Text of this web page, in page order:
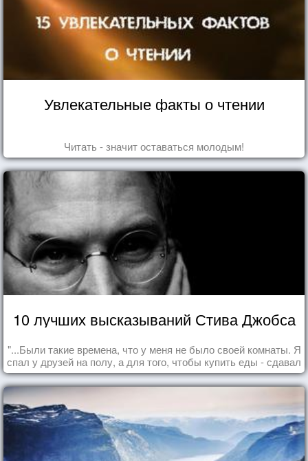
Увлекательные факты о чтении
Читать - значит оставаться молодым!
10 лучших высказываний Стива Джобса
"...Были такие времена, что у меня не было своей комнаты. Я
спал у друзей на полу, а для того, чтобы купить еды - сдавал
бутылки из под кока-колы"